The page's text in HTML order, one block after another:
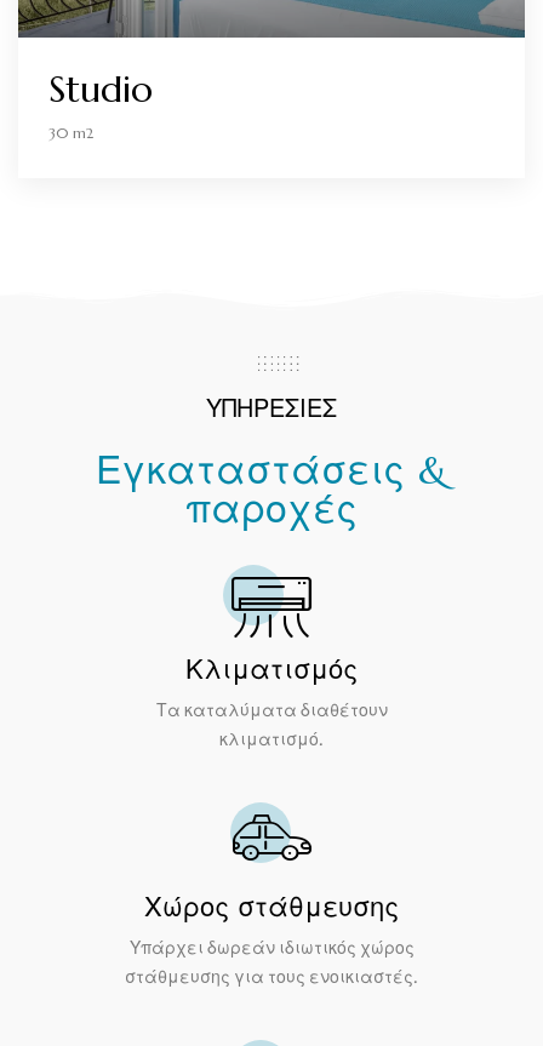
Studio
30 m2
ΥΠΗΡΕΣΙΕΣ
Εγκαταστάσεις &
παροχές
Κλιματισμός
Τα καταλύματα διαθέτουν
κλιματισμό.
Χώρος στάθμευσης
Υπάρχει δωρεάν ιδιωτικός χώρος
στάθμευσης για τους ενοικιαστές.